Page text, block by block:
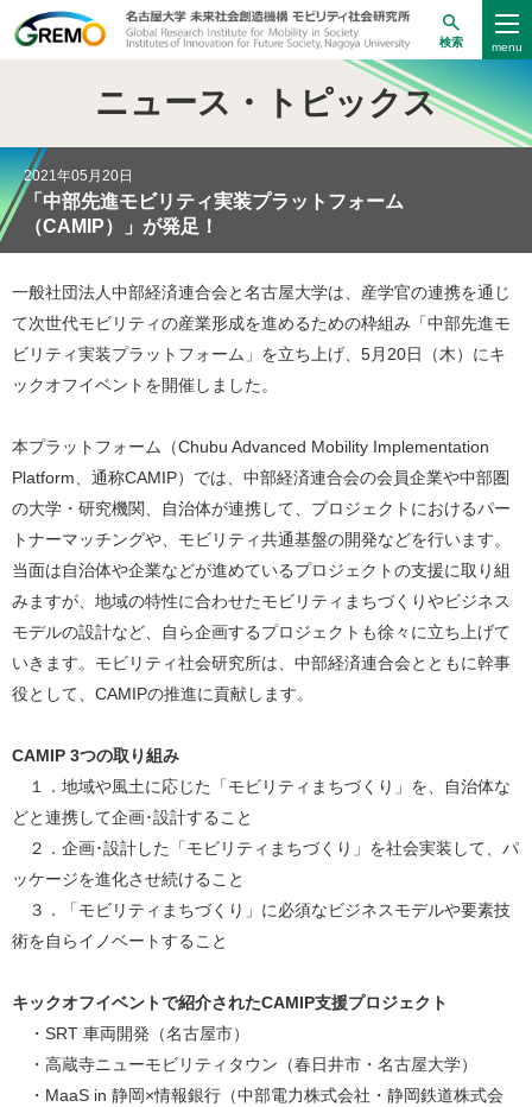
検索
ニュース・トピックス
2021年05月20日
「中部先進モビリティ実装プラットフォーム
（CAMIP）」が発足！
一般社団法人中部経済連合会と名古屋大学は、産学官の連携を通じ
て次世代モビリティの産業形成を進めるための枠組み「中部先進モ
ビリティ実装プラットフォーム」を立ち上げ、5月20日（木）にキ
ックオフイベントを開催しました。
本プラットフォーム（Chubu Advanced Mobility Implementation
Platform、通称CAMIP）では、中部経済連合会の会員企業や中部圏
の大学・研究機関、自治体が連携して、プロジェクトにおけるパー
トナーマッチングや、モビリティ共通基盤の開発などを行います。
当面は自治体や企業などが進めているプロジェクトの支援に取り組
みますが、地域の特性に合わせたモビリティまちづくりやビジネス
モデルの設計など、自ら企画するプロジェクトも徐々に立ち上げて
いきます。モビリティ社会研究所は、中部経済連合会とともに幹事
役として、CAMIPの推進に貢献します。
CAMIP 3つの取り組み
１．地域や風土に応じた「モビリティまちづくり」を、自治体な
どと連携して企画･設計すること
２．企画･設計した「モビリティまちづくり」を社会実装して、パ
ッケージを進化させ続けること
３．「モビリティまちづくり」に必須なビジネスモデルや要素技
術を自らイノベートすること
キックオフイベントで紹介されたCAMIP支援プロジェクト
・SRT 車両開発（名古屋市）
・高蔵寺ニューモビリティタウン（春日井市・名古屋大学）
・MaaS in 静岡×情報銀行（中部電力株式会社・静岡鉄道株式会